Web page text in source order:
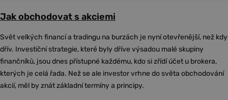
Jak obchodovat s akciemi
Svět velkých financí a tradingu na burzách je nyní otevřenější, než kdy
dřív. Investiční strategie, které byly dříve výsadou malé skupiny
finančníků, jsou dnes přístupné každému, kdo si zřídí účet u brokera,
kterých je celá řada. Než se ale investor vrhne do světa obchodování
akcií, měl by znát základní termíny a principy.